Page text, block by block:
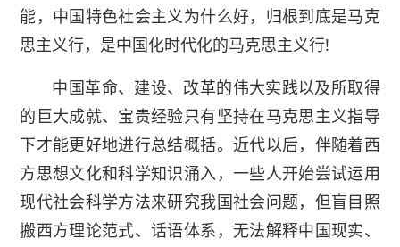
能，中国特色社会主义为什么好，归根到底是马克
思主义行，是中国化时代化的马克思主义行!
中国革命、建设、改革的伟大实践以及所取得
的巨大成就、宝贵经验只有坚持在马克思主义指导
下才能更好地进行总结概括。近代以后，伴随着西
方思想文化和科学知识涌入，一些人开始尝试运用
现代社会科学方法来研究我国社会问题，但盲目照
搬西方理论范式、话语体系，无法解释中国现实、